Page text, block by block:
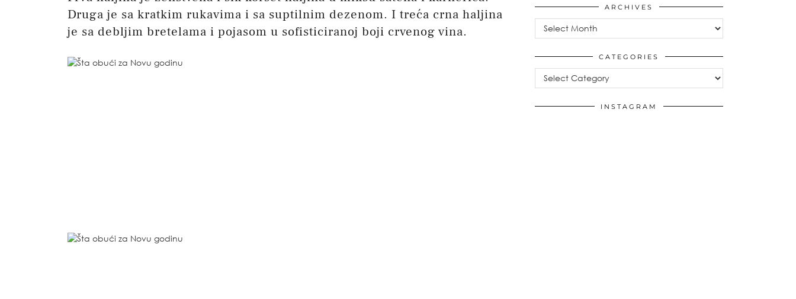
Druga je sa kratkim rukavima i sa suptilnim dezenom. I treća crna haljina
je sa debljim bretelama i pojasom u sofisticiranoj boji crvenog vina.
ARCHIVES
Archives
CATEGORIES
Categories
INSTAGRAM